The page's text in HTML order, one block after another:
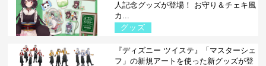
人記念グッズが登場！ お守り＆チェキ風
カ...
グッズ
『ディズニー ツイステ』「マスターシェ
フ」の新規アートを使った新グッズが登